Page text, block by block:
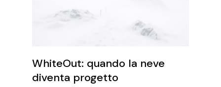
WhiteOut: quando la neve
diventa progetto